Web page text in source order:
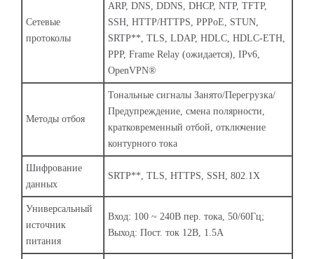
Сетевые
протоколы
ARP, DNS, DDNS, DHCP, NTP, TFTP,
SSH, HTTP/HTTPS, PPPoE, STUN,
SRTP**, TLS, LDAP, HDLC, HDLC-ETH,
PPP, Frame Relay (ожидается), IPv6,
OpenVPN®
Методы отбоя
Тональные сигналы Занято/Перегрузка/
Предупреждение, смена полярности,
кратковременный отбой, отключение
контурного тока
Шифрование
данных
SRTP**, TLS, HTTPS, SSH, 802.1X
Универсальный
источник
питания
Вход: 100 ~ 240В пер. тока, 50/60Гц;
Выход: Пост. ток 12В, 1.5A